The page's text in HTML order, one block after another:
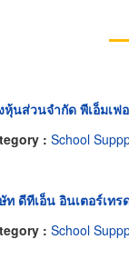
หุ้นส่วนจำกัด พีเอ็มเฟ
: School
ท ดีทีเอ็น อินเตอร์เทร
: School